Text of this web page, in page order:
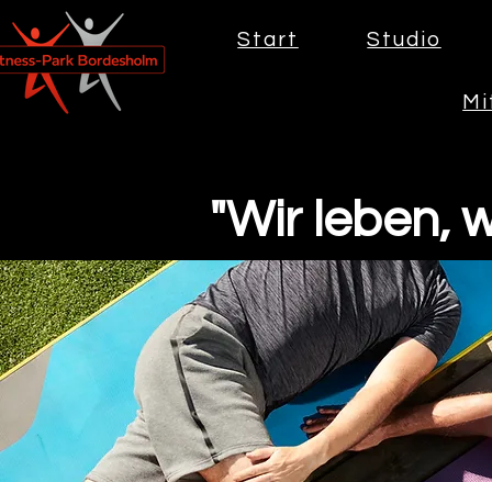
Start Studio
"Wir leben,